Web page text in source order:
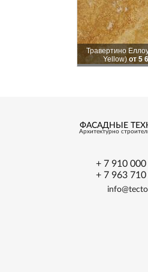
Травертино
Yellow)от 5
ФАСАДНЫЕ
Архитектурно
+ 7 910
+ 7 963